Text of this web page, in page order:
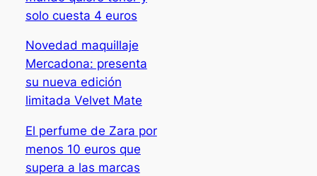
solo cuesta 4 euros
Novedad maquillaje
Mercadona: presenta
su nueva edición
limitada Velvet Mate
El perfume de Zara por
menos 10 euros que
supera a las marcas